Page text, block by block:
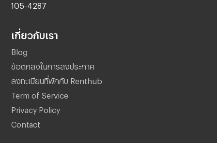
105-4287
เกี่ยวกับเรา
Blog
ข้อตกลงในการลงประกาศ
ลงทะเบียนที่พักกับ Renthub
Term of Service
Privacy Policy
Contact